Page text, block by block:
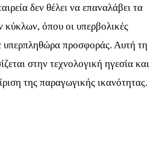
δεν θέλει να επαναλάβει τα
όπου οι υπερβολικές
υπερπληθώρα προσφοράς. Αυτή τη
στην τεχνολογική ηγεσία και
της παραγωγικής ικανότητας.